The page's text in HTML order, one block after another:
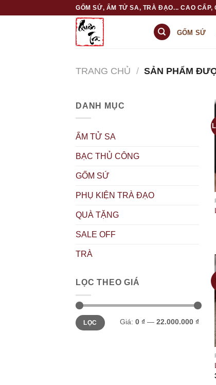
GỐM SỨ, ẤM TỬ SA, TRÀ ĐẠO... CAO
GỐM SỨ
TRANG CHỦ / SẢN PHẨM
DANH MỤC
ẤM TỬ SA
BẠC THỦ CÔNG
GỐM SỨ
PHỤ KIỆN TRÀ ĐẠO
QUÀ TẶNG
SALE OFF
TRÀ
LỌC THEO GIÁ
Giá
tối
thiểu
Giá
tối
đa
LỌC Giá: 0 ₫ — 22.000.000 ₫